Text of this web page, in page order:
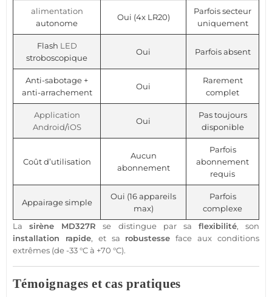
alimentation
autonome
Oui (4x LR20)
Parfois secteur
uniquement
Flash LED
stroboscopique
Oui Parfois absent
Anti-sabotage +
anti-arrachement
Oui
Rarement
complet
Application
Android/iOS
Oui
Pas toujours
disponible
Coût d’utilisation
Aucun
abonnement
Parfois
abonnement
requis
Appairage simple
Oui (16 appareils
max)
Parfois
complexe
Lasirène MD327R se distingue par sa flexibilité, son
installation rapide, et sa robustesse face aux conditions
extrêmes (de -33 °C à +70 °C).
Témoignages et cas pratiques